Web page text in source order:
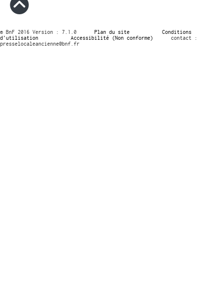
© BnF 2016 Version : 7.1.0 Plan du site
Conditions
d’utilisation
Accessibilité (Non conforme)
contact :
presselocaleancienne@bnf.fr